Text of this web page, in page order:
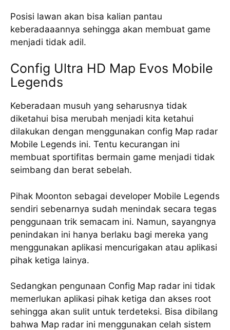
Posisi lawan akan bisa kalian pantau
keberadaaannya sehingga akan membuat game
menjadi tidak adil.
Config Ultra HD Map Evos Mobile
Legends
Keberadaan musuh yang seharusnya tidak
diketahui bisa merubah menjadi kita ketahui
dilakukan dengan menggunakan config Map radar
Mobile Legends ini. Tentu kecurangan ini
membuat sportifitas bermain game menjadi tidak
seimbang dan berat sebelah.
Pihak Moonton sebagai developer Mobile Legends
sendiri sebenarnya sudah menindak secara tegas
penggunaan trik semacam ini. Namun, sayangnya
penindakan ini hanya berlaku bagi mereka yang
menggunakan aplikasi mencurigakan atau aplikasi
pihak ketiga lainya.
Sedangkan pengunaan Config Map radar ini tidak
memerlukan aplikasi pihak ketiga dan akses root
sehingga akan sulit untuk terdeteksi. Bisa dibilang
bahwa Map radar ini menggunakan celah sistem